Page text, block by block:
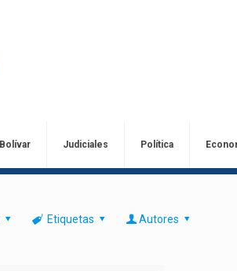
Bolívar Judiciales Política
Etiquetas Autores